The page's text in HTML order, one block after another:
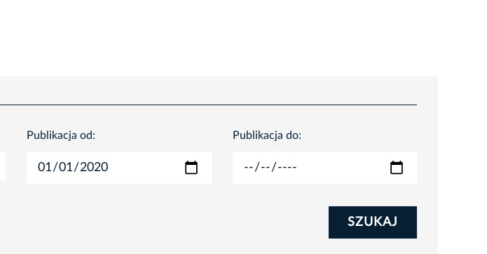
Publikacja od: Publikacja do:
SZUKAJ